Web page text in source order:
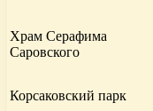
Храм Серафима
Саровского
Корсаковский парк